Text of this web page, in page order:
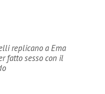
replicano a Ema
fatto sesso con il